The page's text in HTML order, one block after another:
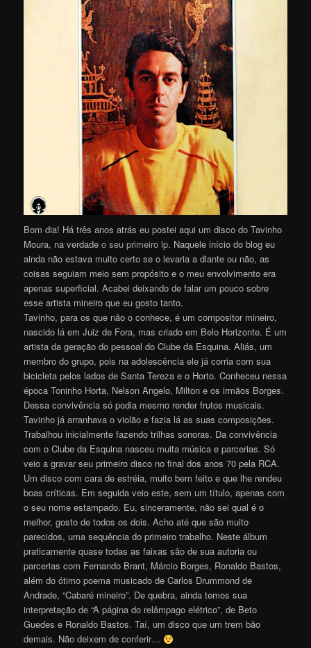
Bom dia! Há três anos atrás eu postei aqui um disco do Tavinho
Moura, na verdadeo seu primeiro lp. Naquele início do blog eu
ainda não estava muito certo se o levaria a diante ou não, as
coisas seguiam meio sem propósito e o meu envolvimento era
apenas superficial. Acabei deixando de falar um pouco sobre
esse artista mineiro que eu gosto tanto.
Tavinho, para os que não o conhece, é um compositor mineiro,
nascido lá em Juiz de Fora, mas criado em Belo Horizonte. É um
artista da geração do pessoal do Clube da Esquina. Aliás, um
membro do grupo, pois na adolescência ele já corria com sua
bicicleta pelos lados de Santa Tereza e o Horto. Conheceu nessa
época Toninho Horta, Nelson Angelo, Milton e os irmãos Borges.
Dessa convivência só podia mesmo render frutos musicais.
Tavinho já arranhava o violão e fazia lá as suas composições.
Trabalhou inicialmente fazendo trilhas sonoras. Da convivência
com o Clube da Esquina nasceu muita música e parcerias. Só
veio a gravar seu primeiro disco no final dos anos 70 pela RCA.
Um disco com cara de estréia, muito bem feito e que lhe rendeu
boas críticas. Em seguida veio este, sem um título, apenas com
o seu nome estampado. Eu, sinceramente, não sei qual é o
melhor, gosto de todos os dois. Acho até que são muito
parecidos, uma sequência do primeiro trabalho. Neste álbum
praticamente quase todas as faixas são de sua autoria ou
parcerias com Fernando Brant, Márcio Borges, Ronaldo Bastos,
além do ótimo poema musicado de Carlos Drummond de
Andrade, “Cabaré mineiro”. De quebra, ainda temos sua
interpretação de “A página do relâmpago elétrico”, de Beto
Guedes e Ronaldo Bastos. Taí, um disco que um trem bão
demais. Não deixem de conferir…